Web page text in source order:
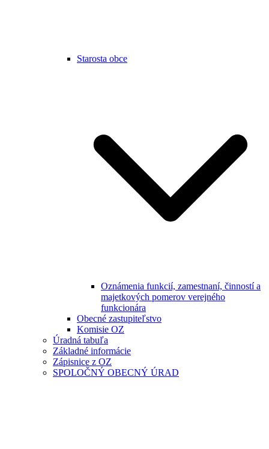
Starosta obce
Oznámenia funkcií, zamestnaní, činností a
majetkových pomerov verejného
funkcionára
Obecné zastupiteľstvo
Komisie OZ
Úradná tabuľa
Základné informácie
Zápisnice z OZ
SPOLOČNÝ OBECNÝ ÚRAD